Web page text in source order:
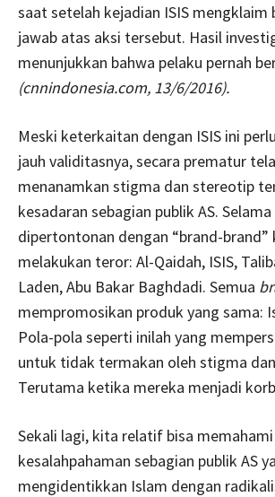
saat setelah kejadian ISIS mengklaim
jawab atas aksi tersebut. Hasil
menunjukkan bahwa pelaku pernah
(cnnindonesia.com, 13/6/2016).
Meski keterkaitan dengan ISIS ini
jauh validitasnya, secara prematur
menanamkan stigma dan stereotip
kesadaran sebagian publik AS.
dipertontonan dengan “brand-brand”
melakukan teror: Al-Qaidah, ISIS,
Laden, Abu Bakar Baghdadi. Semua
mempromosikan produk yang sama:
Pola-pola seperti inilah yang
untuk tidak termakan oleh stigma
Terutama ketika mereka menjadi
Sekali lagi, kita relatif bisa memahami
kesalahpahaman sebagian publik AS
mengidentikkan Islam dengan